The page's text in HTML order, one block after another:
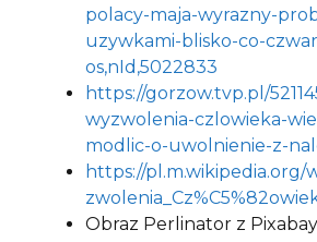
polacy-maja-wyrazny-
uzywkami-blisko-co-
os,nId,5022833
https://gorzow.tvp.pl/
wyzwolenia-czlowieka-
modlic-o-uwolnienie-z-
https://pl.m.wikipedia.org/
Obraz Perlinator z Pixabay